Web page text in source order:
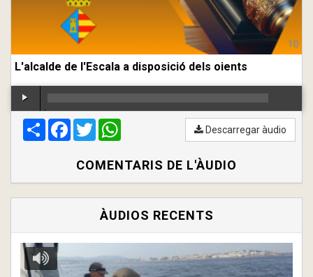
L'alcalde de l'Escala a disposició dels oients
00:00/ 00:00
CompartirFacebook
Twitter Descarregar àudio
COMENTARIS DE L'ÀUDIO
ÀUDIOS RECENTS